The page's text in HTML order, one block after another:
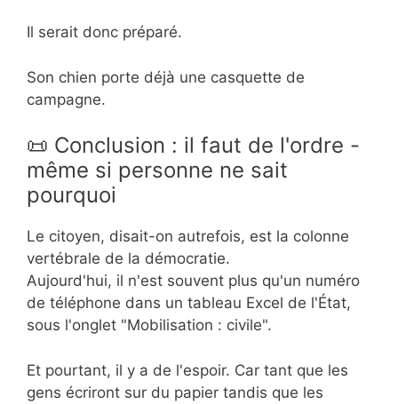
Il serait donc préparé.
Son chien porte déjà une casquette de
campagne.
📜 Conclusion : il faut de l'ordre -
même si personne ne sait
pourquoi
Le citoyen, disait-on autrefois, est la colonne
vertébrale de la démocratie.
Aujourd'hui, il n'est souvent plus qu'un numéro
de téléphone dans un tableau Excel de l'État,
sous l'onglet "Mobilisation : civile".
Et pourtant, il y a de l'espoir. Car tant que les
gens écriront sur du papier tandis que les